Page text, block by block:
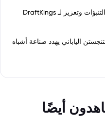
الياباني يهدد صناعة أشباه
أيضًا